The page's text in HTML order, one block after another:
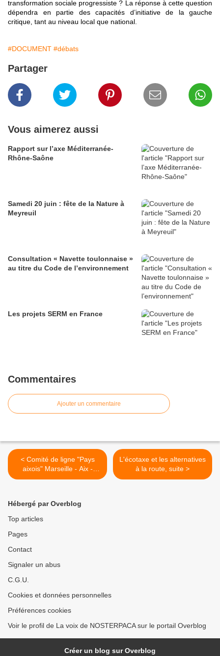
transformation sociale progressiste ? La réponse à cette question
dépendra en partie des capacités d’initiative de la gauche
critique, tant au niveau local que national.
#DOCUMENT #débats
Partager
Vous aimerez aussi
Rapport sur l’axe Méditerranée-
Rhône-Saône
Samedi 20 juin : fête de la Nature à
Meyreuil
Consultation « Navette toulonnaise »
au titre du Code de l’environnement
Les projets SERM en France
Commentaires
Ajouter un commentaire
< Comité de ligne "Pays
aixois" Marseille - Aix -
Pertuis
L'écotaxe et les alternatives
à la route, suite >
Hébergé par Overblog
Top articles
Pages
Contact
Signaler un abus
C.G.U.
Cookies et données personnelles
Préférences cookies
Voir le profil de La voix de NOSTERPACA sur le portail Overblog
Créer un blog sur Overblog